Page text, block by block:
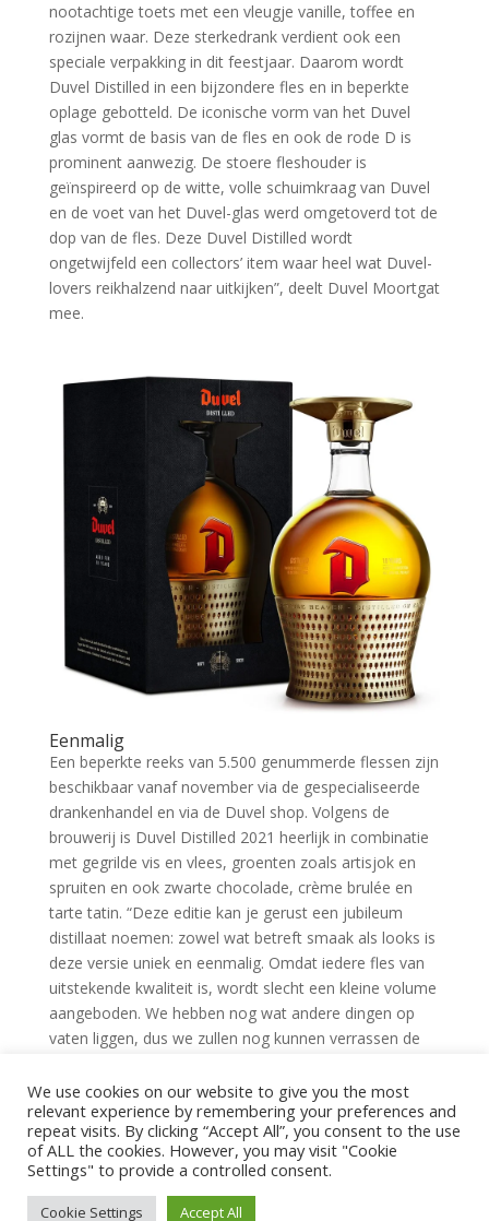
nootachtige toets met een vleugje vanille, toffee en
rozijnen waar. Deze sterkedrank verdient ook een
speciale verpakking in dit feestjaar. Daarom wordt
Duvel Distilled in een bijzondere fles en in beperkte
oplage gebotteld. De iconische vorm van het Duvel
glas vormt de basis van de fles en ook de rode D is
prominent aanwezig. De stoere fleshouder is
geïnspireerd op de witte, volle schuimkraag van Duvel
en de voet van het Duvel-glas werd omgetoverd tot de
dop van de fles. Deze Duvel Distilled wordt
ongetwijfeld een collectors’ item waar heel wat Duvel-
lovers reikhalzend naar uitkijken”, deelt Duvel Moortgat
mee.
Eenmalig
Een beperkte reeks van 5.500 genummerde flessen zijn
beschikbaar vanaf november via de gespecialiseerde
drankenhandel en via de Duvel shop. Volgens de
brouwerij is Duvel Distilled 2021 heerlijk in combinatie
met gegrilde vis en vlees, groenten zoals artisjok en
spruiten en ook zwarte chocolade, crème brulée en
tarte tatin. “Deze editie kan je gerust een jubileum
distillaat noemen: zowel wat betreft smaak als looks is
deze versie uniek en eenmalig. Omdat iedere fles van
uitstekende kwaliteit is, wordt slecht een kleine volume
aangeboden. We hebben nog wat andere dingen op
vaten liggen, dus we zullen nog kunnen verrassen de
verantwoordelijk voor barrel aging en distillaties bij
Duvel Moortgat.
Bron: hln.be
We use cookies on our website to give you the most
relevant experience by remembering your preferences and
repeat visits. By clicking “Accept All”, you consent to the use
of ALL the cookies. However, you may visit "Cookie
Settings" to provide a controlled consent.
Cookie Settings Accept All